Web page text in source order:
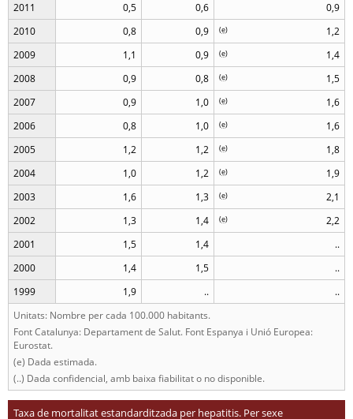
2011
0,5 0,6
0,9
2010
0,8 0,9 1,2
(e)
2009 1,1 0,9 1,4
(e)
2008 0,9 0,8 1,5
(e)
2007 0,9 1,0 1,6
(e)
2006 0,8 1,0 1,6
(e)
2005 1,2 1,2 1,8
(e)
2004 1,0 1,2 1,9
(e)
2003 1,6 1,3 2,1
(e)
2002 1,3 1,4 2,2
(e)
2001 1,5 1,4
..
2000
1,4 1,5
..
1999
1,9 ..
..
Unitats: Nombre per cada 100.000 habitants.
Font Catalunya: Departament de Salut. Font Espanya i Unió Europea:
Eurostat.
(e) Dada estimada.
(..) Dada confidencial, amb baixa fiabilitat o no disponible.
Taxa de mortalitat estandarditzada per hepatitis. Per sexe